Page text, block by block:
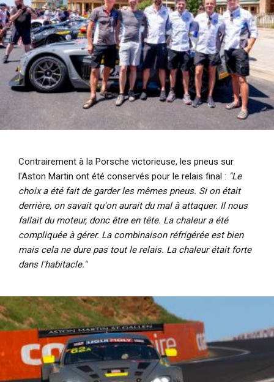
Contrairement à la Porsche victorieuse, les pneus sur
l'Aston Martin ont été conservés pour le relais final : "Le
choix a été fait de garder les mêmes pneus. Si on était
derrière, on savait qu'on aurait du mal à attaquer. Il nous
fallait du moteur, donc être en tête. La chaleur a été
compliquée à gérer. La combinaison réfrigérée est bien
mais cela ne dure pas tout le relais. La chaleur était forte
dans l'habitacle."